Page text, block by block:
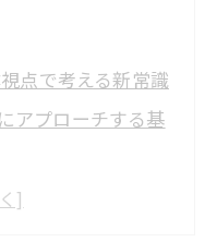
点で考える新常識
アプローチする基
すぽっこりお腹対